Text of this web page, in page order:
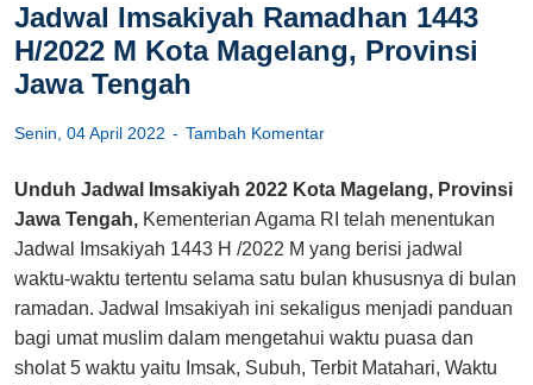
Jadwal Imsakiyah Ramadhan 1443
H/2022 M Kota Magelang, Provinsi
Jawa Tengah
Senin, 04 April 2022 Tambah Komentar
Unduh Jadwal Imsakiyah 2022 Kota Magelang, Provinsi
Jawa Tengah, Kementerian Agama RI telah menentukan
Jadwal Imsakiyah 1443 H /2022 M yang berisi jadwal
waktu-waktu tertentu selama satu bulan khususnya di bulan
ramadan. Jadwal Imsakiyah ini sekaligus menjadi panduan
bagi umat muslim dalam mengetahui waktu puasa dan
sholat 5 waktu yaitu Imsak, Subuh, Terbit Matahari, Waktu